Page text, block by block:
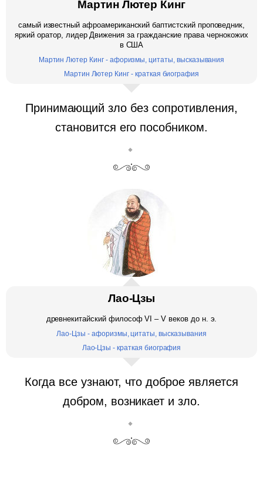
Мартин Лютер Кинг
самый известный афроамериканский баптистский проповедник,
яркий оратор, лидер Движения за гражданские права чернокожих
в США
Мартин Лютер Кинг - афоризмы, цитаты, высказывания
Мартин Лютер Кинг - краткая биография
Принимающий зло без сопротивления,
становится его пособником.
Лао-Цзы
древнекитайский философ VI – V веков до н. э.
Лао-Цзы - афоризмы, цитаты, высказывания
Лао-Цзы - краткая биография
Когда все узнают, что доброе является
добром, возникает и зло.